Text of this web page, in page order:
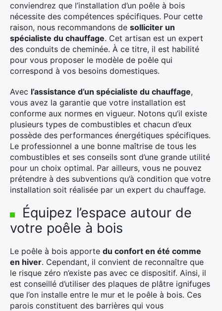
conviendrez que l’installation d’un poêle à bois
nécessite des compétences spécifiques. Pour cette
raison, nous recommandons de solliciter un
spécialiste du chauffage. Cet artisan est un expert
des conduits de cheminée. À ce titre, il est habilité
pour vous proposer le modèle de poêle qui
correspond à vos besoins domestiques.
Avec l’assistance d’un spécialiste du chauffage,
vous avez la garantie que votre installation est
conforme aux normes en vigueur. Notons qu’il existe
plusieurs types de combustibles et chacun d’eux
possède des performances énergétiques spécifiques.
Le professionnel a une bonne maîtrise de tous les
combustibles et ses conseils sont d’une grande utilité
pour un choix optimal. Par ailleurs, vous ne pouvez
prétendre à des subventions qu’à condition que votre
installation soit réalisée par un expert du chauffage.
Équipez l’espace autour de
votre poêle à bois
Le poêle à bois apporte du confort en été comme
en hiver. Cependant, il convient de reconnaître que
le risque zéro n’existe pas avec ce dispositif. Ainsi, il
est conseillé d’utiliser des plaques de plâtre ignifuges
que l’on installe entre le mur et le poêle à bois. Ces
parois constituent des barrières qui vous
Rechercher
: